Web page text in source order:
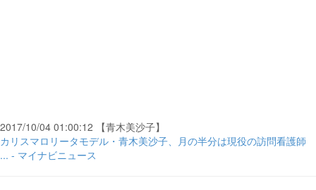
2017/10/04 01:00:12 【青木美沙子】
カリスマロリータモデル・青木美沙子、月の半分は現役の訪問看護師
... - マイナビニュース